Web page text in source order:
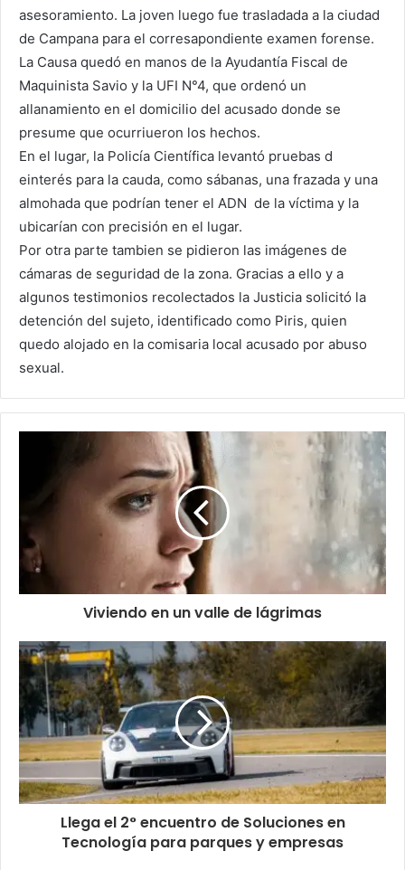
asesoramiento. La joven luego fue trasladada a la ciudad
de Campana para el corresapondiente examen forense.
La Causa quedó en manos de la Ayudantía Fiscal de
Maquinista Savio y la UFI N°4, que ordenó un
allanamiento en el domicilio del acusado donde se
presume que ocurriueron los hechos.
En el lugar, la Policía Científica levantó pruebas d
einterés para la cauda, como sábanas, una frazada y una
almohada que podrían tener el ADN de la víctima y la
ubicarían con precisión en el lugar.
Por otra parte tambien se pidieron las imágenes de
cámaras de seguridad de la zona. Gracias a ello y a
algunos testimonios recolectados la Justicia solicitó la
detención del sujeto, identificado como Piris, quien
quedo alojado en la comisaria local acusado por abuso
sexual.
Viviendo en un valle de lágrimas
Llega el 2° encuentro de Soluciones en
Tecnología para parques y empresas